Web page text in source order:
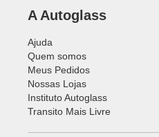
A Autoglass
Ajuda
Quem somos
Meus Pedidos
Nossas Lojas
Instituto Autoglass
Transito Mais Livre